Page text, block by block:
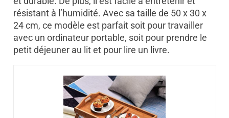
résistant à l’humidité. Avec sa taille de 50 x 30 x
24 cm, ce modèle est parfait soit pour travailler
avec un ordinateur portable, soit pour prendre le
petit déjeuner au lit et pour lire un livre.